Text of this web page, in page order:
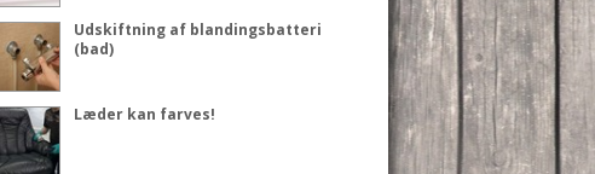
Udskiftning af blandingsbatteri
(bad)
Læder kan farves!